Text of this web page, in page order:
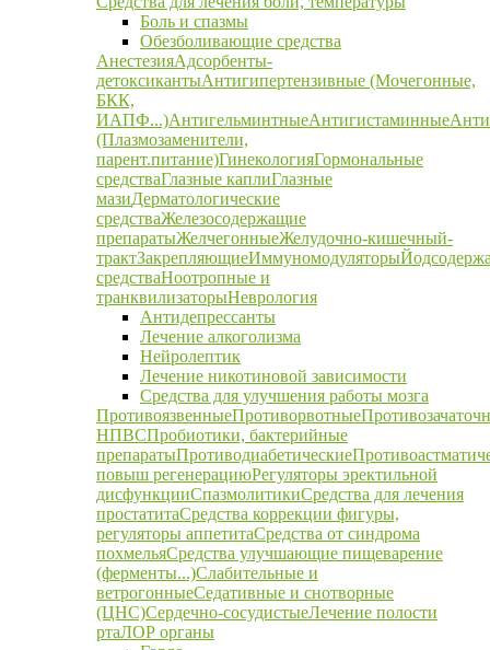
Боль и спазмы
Обезболивающие средства
АнестезияАдсорбенты-
детоксикантыАнтигипертензивные (Мочегонные,
БКК,
ИАПФ...)АнтигельминтныеАнтигистаминные
(Плазмозаменители,
парент.питание)ГинекологияГормональные
средстваГлазные каплиГлазные
мазиДерматологические
средстваЖелезосодержащие
препаратыЖелчегонныеЖелудочно-кишечный-
трактЗакрепляющиеИммуномодуляторы
средстваНоотропные и
транквилизаторыНеврология
Антидепрессанты
Лечение алкоголизма
Нейролептик
Лечение никотиновой зависимости
Средства для улучшения работы мозга
ПротивоязвенныеПротиворвотные
НПВСПробиотики, бактерийные
препаратыПротиводиабетические
повыш регенерациюРегуляторы эректильной
дисфункцииСпазмолитикиСредства для лечения
простатитаСредства коррекции фигуры,
регуляторы аппетитаСредства от синдрома
похмельяСредства улучшающие пищеварение
(ферменты...)Слабительные и
ветрогонныеСедативные и снотворные
(ЦНС)Сердечно-сосудистыеЛечение полости
ртаЛОР органы